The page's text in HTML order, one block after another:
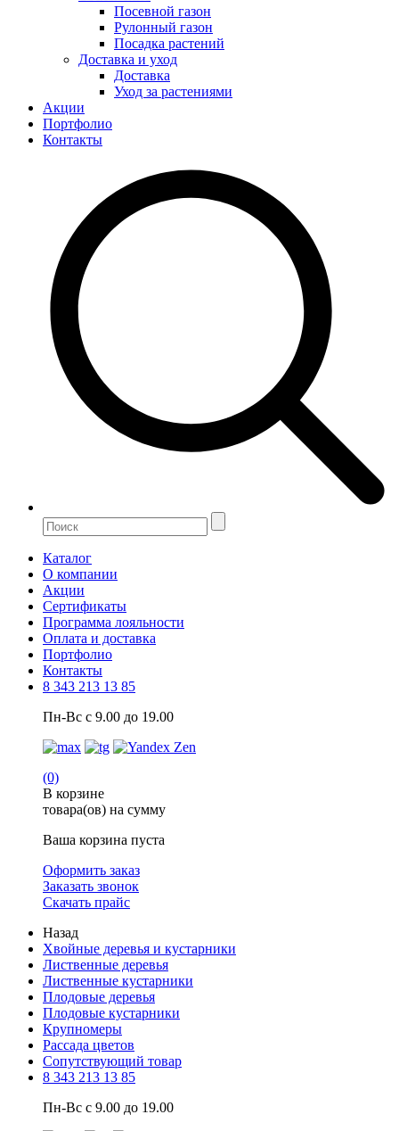
Посевной газон
Рулонный газон
Посадка растений
Доставка и уход
Доставка
Уход за растениями
Акции
Портфолио
Контакты
Каталог
О компании
Акции
Сертификаты
Программа лояльности
Оплата и доставка
Портфолио
Контакты
8 343 213 13 85
Пн-Вс с 9.00 до 19.00
(0)
В корзине
товара(ов) на сумму
Ваша корзина пуста
Оформить заказ
Заказать звонок
Скачать прайс
Назад
Хвойные деревья и кустарники
Лиственные деревья
Лиственные кустарники
Плодовые деревья
Плодовые кустарники
Крупномеры
Рассада цветов
Сопутствующий товар
8 343 213 13 85
Пн-Вс с 9.00 до 19.00